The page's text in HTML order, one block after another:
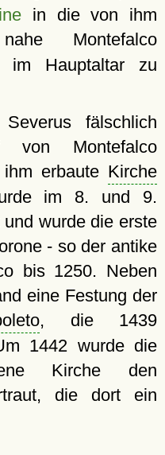
in die von ihm
Montefalco
im Hauptaltar zu
fälschlich
Montefalco
erbaute Kirche
im 8. und 9.
wurde die erste
- so der antike
bis 1250. Neben
eine Festung der
, die 1439
1442 wurde die
Kirche den
die dort ein